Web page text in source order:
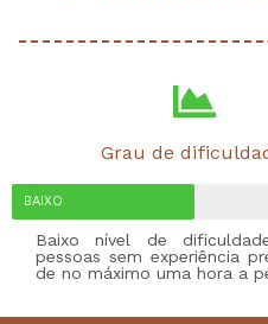
Grau de
BAIXO
Baixo nível de
pessoas sem experiência
de no máximo uma hora a